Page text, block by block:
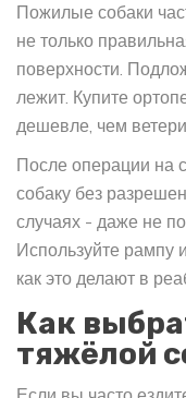
Пожилые собаки
не только
поверхности.
лежит. Купите
дешевле, чем
После операции на
собаку без
случаях - даже не
Используйте рампу
как это делают в
Как
тяжёлой